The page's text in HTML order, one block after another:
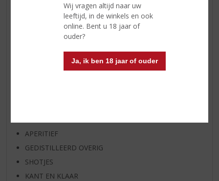
Wij vragen altijd naar uw
leeftijd, in de winkels en ook
online. Bent u 18 jaar of
ouder?
Ja, ik ben 18 jaar of ouder
BIER VAN DE MAAND
SPIRIT VAN DE MAAND
EXCLUSIEF TOPSLIJTER
BIER SPECIALS
APERITIEF
GEDISTILLEERD OVERIG
SHOTJES
KANT EN KLAAR